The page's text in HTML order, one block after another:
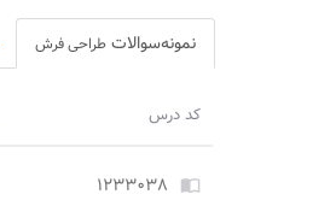
نمونه‌سوالات طراحی فرش
کد درس
import_contacts ۱۲۳۳۰۳۸